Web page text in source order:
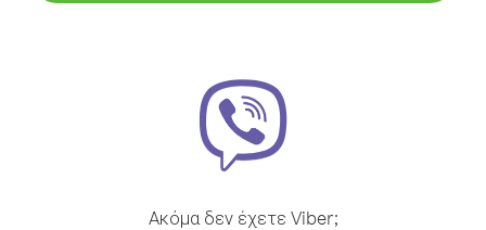
Ακόμα δεν έχετε Viber;